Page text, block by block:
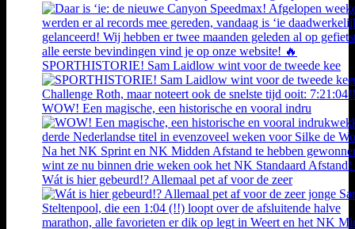
SPORTHISTORIE! Sam Laidlow wint voor de tweede kee
WOW! Een magische, een historische en vooral indru
Wát is hier gebeurd!? Allemaal pet af voor de zeer